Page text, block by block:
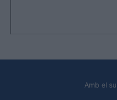
Amb el